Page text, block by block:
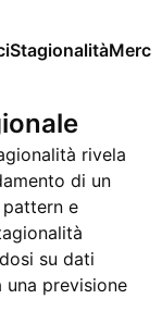
Stagionalità
rivela
di un
e
su dati
una previsione